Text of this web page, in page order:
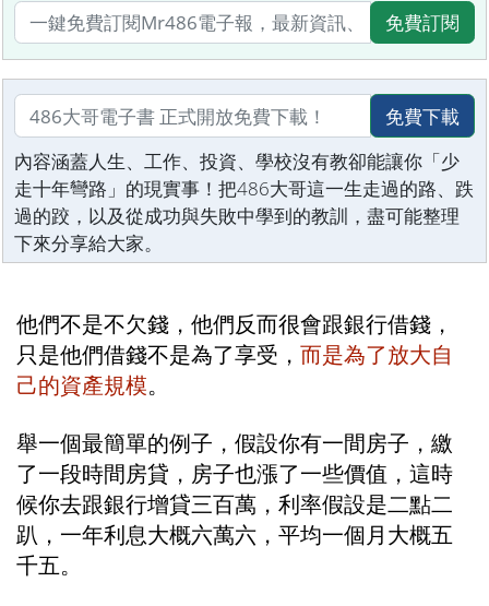
免費訂閱
免費下載
內容涵蓋人生、工作、投資、學校沒有教卻能讓你「少
走十年彎路」的現實事！把486大哥這一生走過的路、跌
過的跤，以及從成功與失敗中學到的教訓，盡可能整理
下來分享給大家。
他們不是不欠錢，他們反而很會跟銀行借錢，
只是他們借錢不是為了享受， 而是為了放大自
己的資產規模。
舉一個最簡單的例子，假設你有一間房子，繳
了一段時間房貸，房子也漲了一些價值，這時
候你去跟銀行增貸三百萬，利率假設是二點二
趴，一年利息大概六萬六，平均一個月大概五
千五。